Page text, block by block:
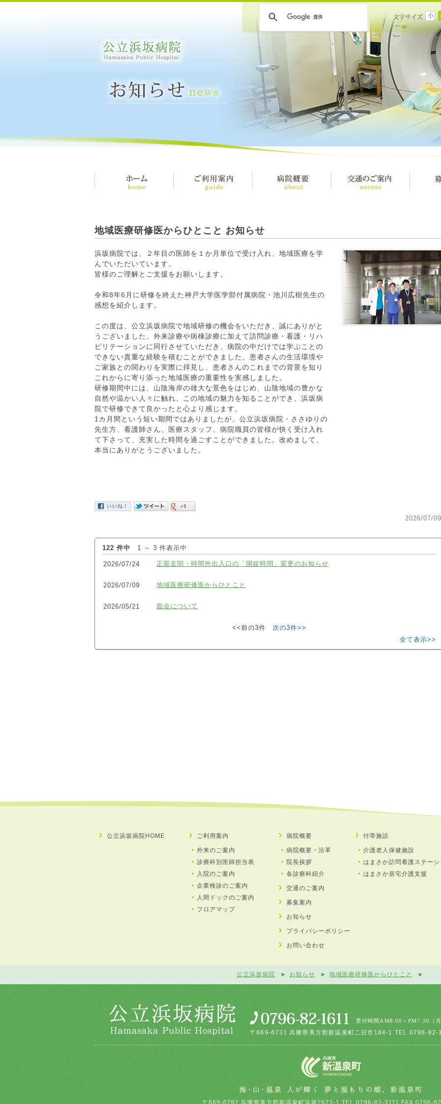
地域医療研修医からひとこと お知らせ
浜坂病院では、２年目の医師を１か月単位で受け入れ、地域医療を学
んでいただいています。
皆様のご理解とご支援をお願いします。
令和8年6月に研修を終えた神戸大学医学部付属病院・池川広樹先生の
感想を紹介します。
この度は、公立浜坂病院で地域研修の機会をいただき、誠にありがと
うございました。外来診療や病棟診療に加えて訪問診療・看護・リハ
ビリテーションに同行させていただき、病院の中だけでは学ぶことの
できない貴重な経験を積むことができました。患者さんの生活環境や
ご家族との関わりを実際に拝見し、患者さんのこれまでの背景を知り
これからに寄り添った地域医療の重要性を実感しました。
研修期間中には、山陰海岸の雄大な景色をはじめ、山陰地域の豊かな
自然や温かい人々に触れ、この地域の魅力を知ることができ、浜坂病
院で研修できて良かったと心より感じます。
1カ月間という短い期間ではありましたが、公立浜坂病院・ささゆりの
先生方、看護師さん、医療スタッフ、病院職員の皆様が快く受け入れ
て下さって、充実した時間を過ごすことができました。改めまして、
本当にありがとうございました。
2026/07/
122 件中 1 ～ 3 件表示中
2026/07/24 正面玄関・時間外出入口の「開錠時間」変更のお知らせ
2026/07/09 地域医療研修医からひとこと
2026/05/21 面会について
<<前の3件 次の3件>>
全て表示>>
公立浜坂病院HOME ご利用案内
外来のご案内
診療科別医師担当表
入院のご案内
企業検診のご案内
人間ドックのご案内
フロアマップ
病院概要
病院概要・沿革
院長挨拶
各診療科紹介
付帯施設
介護⽼⼈保健施設
はまさか訪問看護ステー
はまさか居宅介護⽀援
交通のご案内
募集案内
お知らせ
プライバシーポリシー
お問い合わせ
公立浜坂病院 お知らせ 地域医療研修医からひとこと
受付時間AM8:00～PM7:30（
〒669-6731 兵庫県美方郡新温泉町二日市184-1 TEL 0796-
〒669-6792 兵庫県美方郡新温泉町浜坂2673-1 TEL.0796-82-3111 FAX.0796-